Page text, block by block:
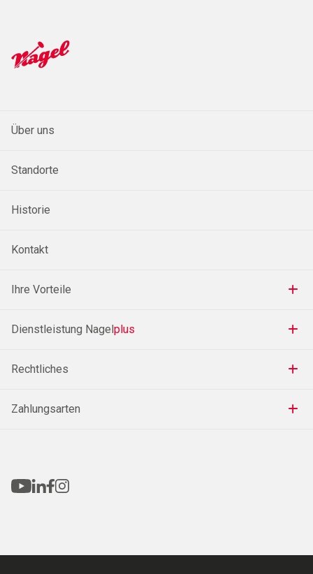
Über uns
Standorte
Historie
Kontakt
Ihre Vorteile
Dienstleistung Nagelplus
Rechtliches
Zahlungsarten